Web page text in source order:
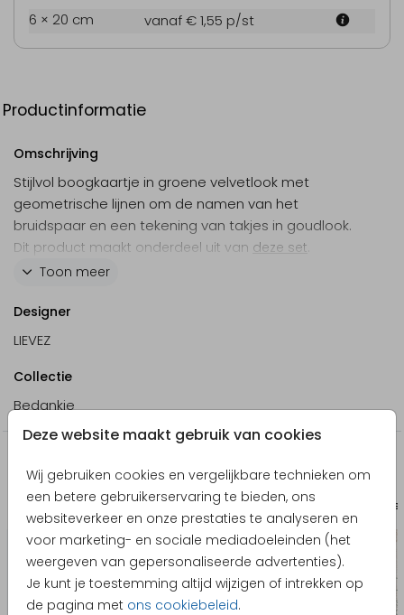
Deze website maakt gebruik van cookies
Wij gebruiken cookies en vergelijkbare technieken om
een betere gebruikerservaring te bieden, ons
websiteverkeer en onze prestaties te analyseren en
voor marketing- en sociale mediadoeleinden (het
weergeven van gepersonaliseerde advertenties).
Je kunt je toestemming altijd wijzigen of intrekken op
de pagina met ons cookiebeleid.
6 × 20 cm vanaf € 1,55 p/st
Productinformatie
Omschrijving
Stijlvol boogkaartje in groene velvetlook met
geometrische lijnen om de namen van het
bruidspaar en een tekening van takjes in goudlook.
Dit product maakt onderdeel uit van deze set
Toon meer
Designer
LIEVEZ
Collectie
Bedankje
Trouwkaart